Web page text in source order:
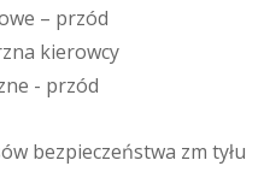
we – przód
zna kierowcy
ne - przód
ów bezpieczeństwa zm tyłu